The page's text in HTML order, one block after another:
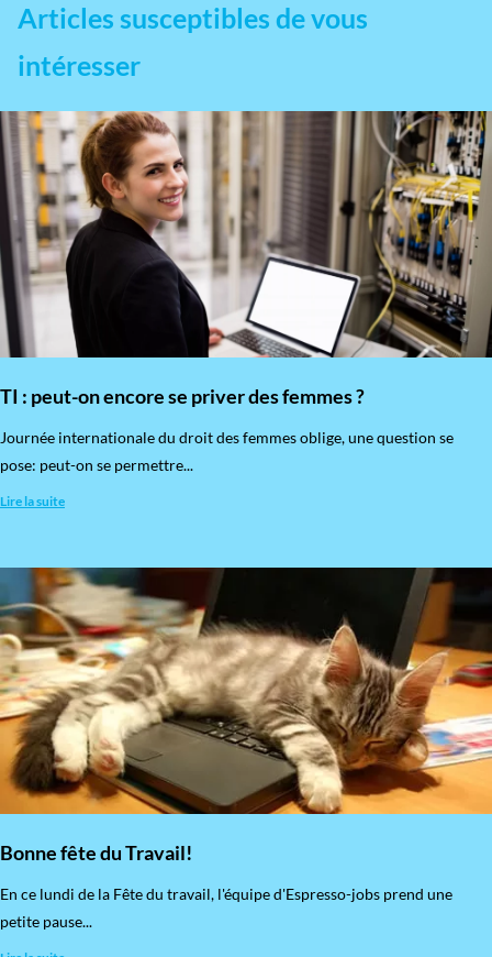
Articles susceptibles de vous
intéresser
TI : peut-on encore se priver des femmes ?
​Journée internationale du droit des femmes oblige, une question se
pose: peut-on se permettre...
Lire la suite
Bonne fête du Travail!
En ce lundi de la Fête du travail, l'équipe d'Espresso-jobs prend une
petite pause...